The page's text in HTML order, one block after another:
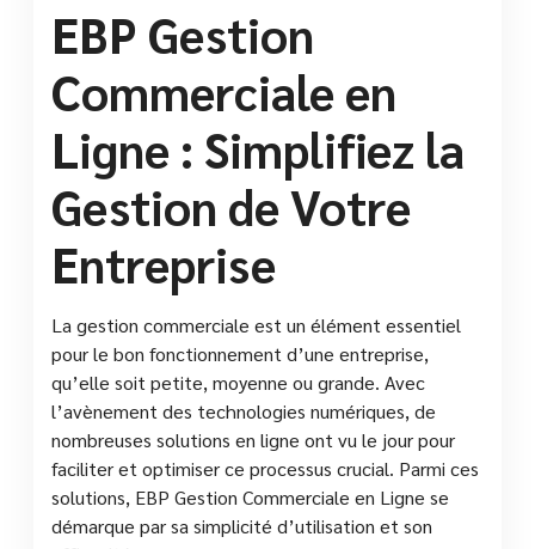
EBP Gestion
Commerciale en
Ligne : Simplifiez la
Gestion de Votre
Entreprise
La gestion commerciale est un élément essentiel
pour le bon fonctionnement d’une entreprise,
qu’elle soit petite, moyenne ou grande. Avec
l’avènement des technologies numériques, de
nombreuses solutions en ligne ont vu le jour pour
faciliter et optimiser ce processus crucial. Parmi ces
solutions, EBP Gestion Commerciale en Ligne se
démarque par sa simplicité d’utilisation et son